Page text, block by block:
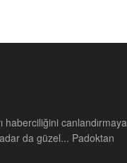
haberciliğini canlandırmaya
da güzel... Padoktan